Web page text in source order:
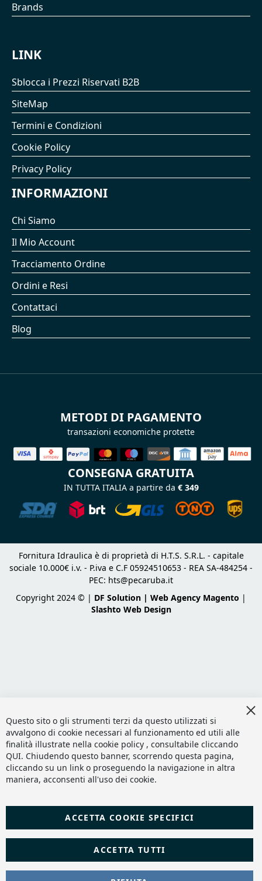
Brands
LINK
Sblocca i Prezzi Riservati B2B
SiteMap
Termini e Condizioni
Cookie Policy
Privacy Policy
INFORMAZIONI
Chi Siamo
Il Mio Account
Tracciamento Ordine
Ordini e Resi
Contattaci
Blog
METODI DI PAGAMENTO
transazioni economiche protette
CONSEGNA GRATUITA
IN TUTTA ITALIA a partire da € 349
Fornitura Idraulica è di proprietà di H.T.S. S.R.L. - capitale
sociale 10.000€ i.v. - P.iva e C.F 05924510653 - REA SA-484254 -
PEC: hts@pecaruba.it
Copyright 2024 © | DF Solution | Web Agency Magento |
Slashto Web Design
Questo sito o gli strumenti terzi da questo utilizzati si
avvalgono di cookie necessari al funzionamento ed utili alle
finalità illustrate nella cookie policy , consultabile cliccando
QUI. Chiudendo questo banner, scorrendo questa pagina,
cliccando su un link o proseguendo la navigazione in altra
maniera, acconsenti all'uso dei cookie.
ACCETTA TUTTI
ACCETTA COOKIE SPECIFICI